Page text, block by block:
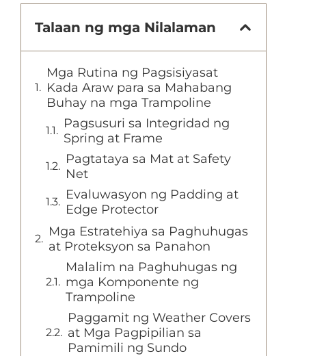
Talaan ng mga Nilalaman
Mga Rutina ng Pagsisiyasat
Kada Araw para sa Mahabang
Buhay na mga Trampoline
Pagsusuri sa Integridad ng
Spring at Frame
Pagtataya sa Mat at Safety
Net
Evaluwasyon ng Padding at
Edge Protector
Mga Estratehiya sa Paghuhugas
at Proteksyon sa Panahon
Malalim na Paghuhugas ng
mga Komponente ng
Trampoline
Paggamit ng Weather Covers
at Mga Pagpipilian sa
Pamimili ng Sundo